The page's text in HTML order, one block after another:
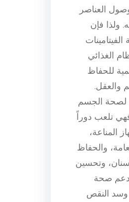
العناصر
ولذا فإن
الغذائي
للحفاظ
والعقل.
لصحة الجسم
تلعب دوراً
المناعة،
والحفاظ
وتحسين
صحة
وسد النقص